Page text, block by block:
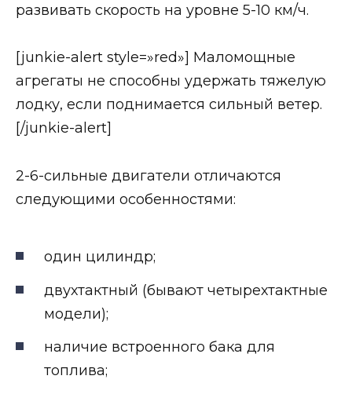
развивать скорость на уровне 5-10 км/ч.
[junkie-alert style=»red»] Маломощные
агрегаты не способны удержать тяжелую
лодку, если поднимается сильный ветер.
[/junkie-alert]
2-6-сильные двигатели отличаются
следующими особенностями:
один цилиндр;
двухтактный (бывают четырехтактные
модели);
наличие встроенного бака для
топлива;